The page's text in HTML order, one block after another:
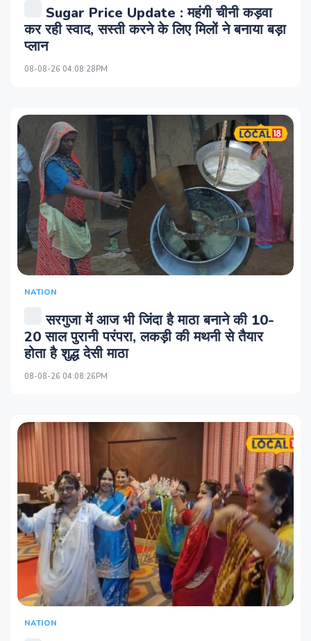
Sugar Price Update : महंगी चीनी कड़वा
कर रही स्वाद, सस्ती करने के लिए मिलों ने बनाया बड़ा
प्लान
08-08-26 04:08:28PM
NATION
सरगुजा में आज भी जिंदा है माठा बनाने की 10-
20 साल पुरानी परंपरा, लकड़ी की मथनी से तैयार
होता है शुद्ध देसी माठा
08-08-26 04:08:26PM
NATION